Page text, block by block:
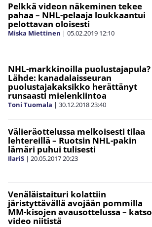
Pelkkä videon näkeminen tekee
pahaa – NHL-pelaaja loukkaantui
pelottavan oloisesti
Miska Miettinen | 05.02.2019 12:10
NHL-markkinoilla puolustajapula?
Lähde: kanadalaisseuran
puolustajakaksikko herättänyt
runsaasti mielenkiintoa
Toni Tuomala | 30.12.201823:40
Välieräottelussa melkoisesti tilaa
lehtereillä – Ruotsin NHL-pakin
lämäri puhui tulisesti
IlariS | 20.05.201720:23
Venäläistaituri kolattiin
järistyttävällä avojään pommilla
MM-kisojen avausottelussa – katso
video niitistä